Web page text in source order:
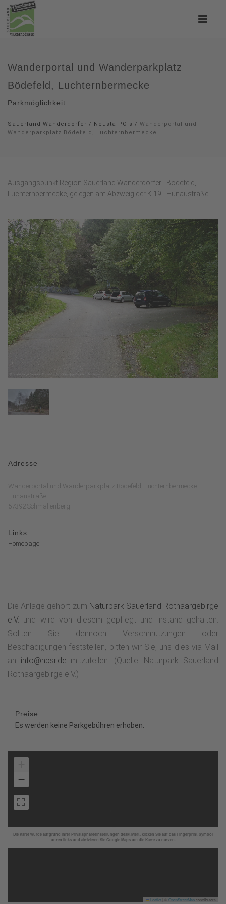
Wanderportal und Wanderparkplatz
Bödefeld, Luchternbermecke
Parkmöglichkeit
Sauerland-Wanderdörfer / Neusta POIs / Wanderportal und
Wanderparkplatz Bödefeld, Luchternbermecke
Ausgangspunkt Region Sauerland Wanderdörfer - Bödefeld,
Luchternbermecke, gelegen am Abzweig der K 19 - Hunaustraße.
Adresse
Wanderportal und Wanderparkplatz Bödefeld, Luchternbermecke
Hunaustraße
57392 Schmallenberg
Links
Homepage
Die Anlage gehört zum Naturpark Sauerland Rothaargebirge
e.V. und wird von diesem gepflegt und instand gehalten.
Sollten Sie dennoch Verschmutzungen oder
Beschädigungen feststellen, bitten wir Sie, uns dies via Mail
an info@npsr.de mitzuteilen. (Quelle: Naturpark Sauerland
Rothaargebirge e.V.)
Preise
Es werden keine Parkgebühren erhoben.
Die Karte wurde aufgrund Ihrer Privatsphäreeinstellungen deaktiviert, klicken Sie auf das Fingerprint Symbol
unten links und aktivieren Sie Google Maps um die Karte zu nutzen.
−
Leaflet OpenStreetMapcontributors